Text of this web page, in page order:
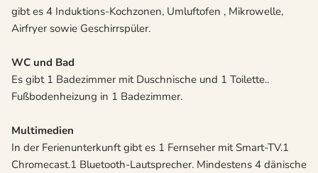
gibt es 4 Induktions-Kochzonen, Umluftofen , Mikrowelle,
Airfryer sowie Geschirrspüler.
WC und Bad
Es gibt 1 Badezimmer mit Duschnische und 1 Toilette..
Fußbodenheizung in 1 Badezimmer.
Multimedien
In der Ferienunterkunft gibt es 1 Fernseher mit Smart-TV.1
Chromecast.1 Bluetooth-Lautsprecher. Mindestens 4 dänische